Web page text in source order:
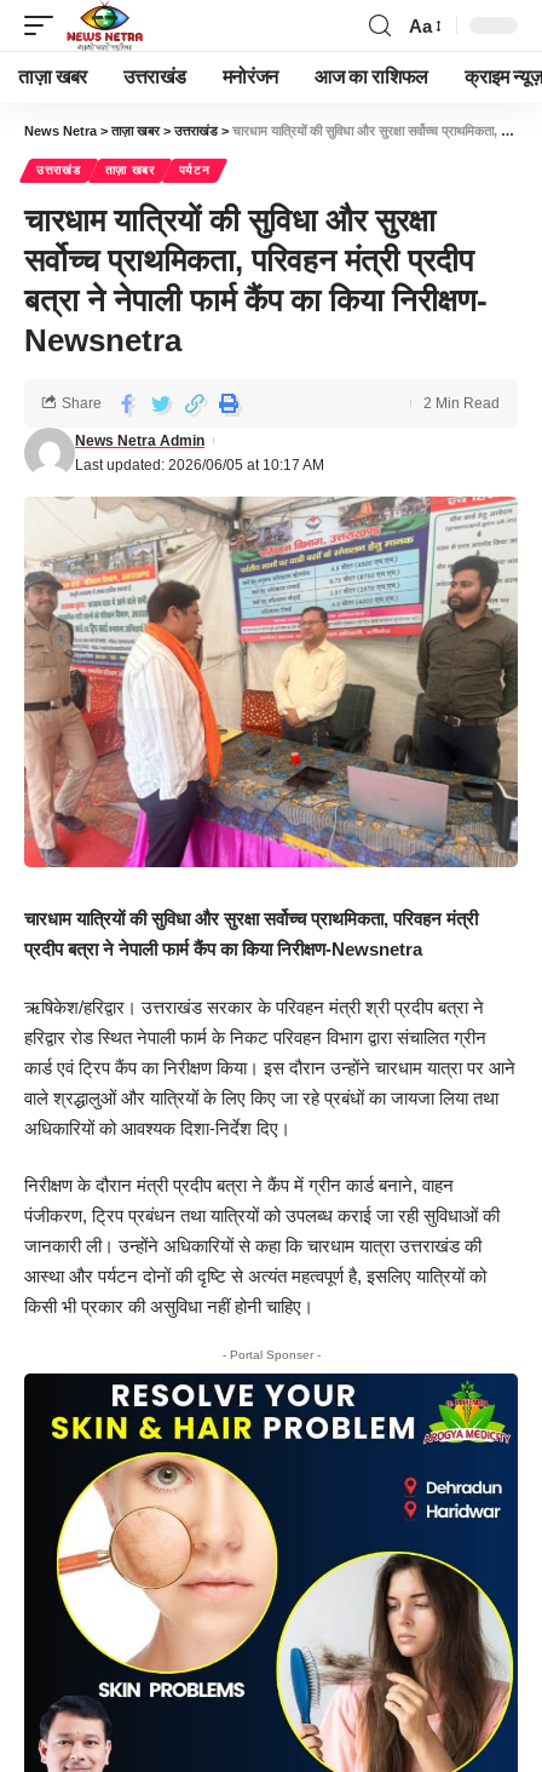
Aa
ताज़ा खबर उत्तराखंड मनोरंजन आज का राशिफल क्राइम न्यूज़
News Netra >ताज़ा खबर>उत्तराखंड> चारधाम यात्रियों की सुविधा और सुरक्षा सर्वोच्च प्राथमिकता, परिवहन मंत्री प्रदीप बत्रा ने नेपाली फार्म कैंप का किया निरीक्षण-Newsnetra
उत्तराखंड ताज़ा खबर पर्यटन
चारधाम यात्रियों की सुविधा और सुरक्षा
सर्वोच्च प्राथमिकता, परिवहन मंत्री प्रदीप
बत्रा ने नेपाली फार्म कैंप का किया निरीक्षण-
Newsnetra
Last updated: 2026/06/05 at 10:17 AM
News Netra Admin
Share 2 Min Read
चारधाम यात्रियों की सुविधा और सुरक्षा सर्वोच्च प्राथमिकता, परिवहन मंत्री
प्रदीप बत्रा ने नेपाली फार्म कैंप का किया निरीक्षण-Newsnetra
ऋषिकेश/हरिद्वार। उत्तराखंड सरकार के परिवहन मंत्री श्री प्रदीप बत्रा ने
हरिद्वार रोड स्थित नेपाली फार्म के निकट परिवहन विभाग द्वारा संचालित ग्रीन
कार्ड एवं ट्रिप कैंप का निरीक्षण किया। इस दौरान उन्होंने चारधाम यात्रा पर आने
वाले श्रद्धालुओं और यात्रियों के लिए किए जा रहे प्रबंधों का जायजा लिया तथा
अधिकारियों को आवश्यक दिशा-निर्देश दिए।
निरीक्षण के दौरान मंत्री प्रदीप बत्रा ने कैंप में ग्रीन कार्ड बनाने, वाहन
पंजीकरण, ट्रिप प्रबंधन तथा यात्रियों को उपलब्ध कराई जा रही सुविधाओं की
जानकारी ली। उन्होंने अधिकारियों से कहा कि चारधाम यात्रा उत्तराखंड की
आस्था और पर्यटन दोनों की दृष्टि से अत्यंत महत्वपूर्ण है, इसलिए यात्रियों को
किसी भी प्रकार की असुविधा नहीं होनी चाहिए।
- Portal Sponser -